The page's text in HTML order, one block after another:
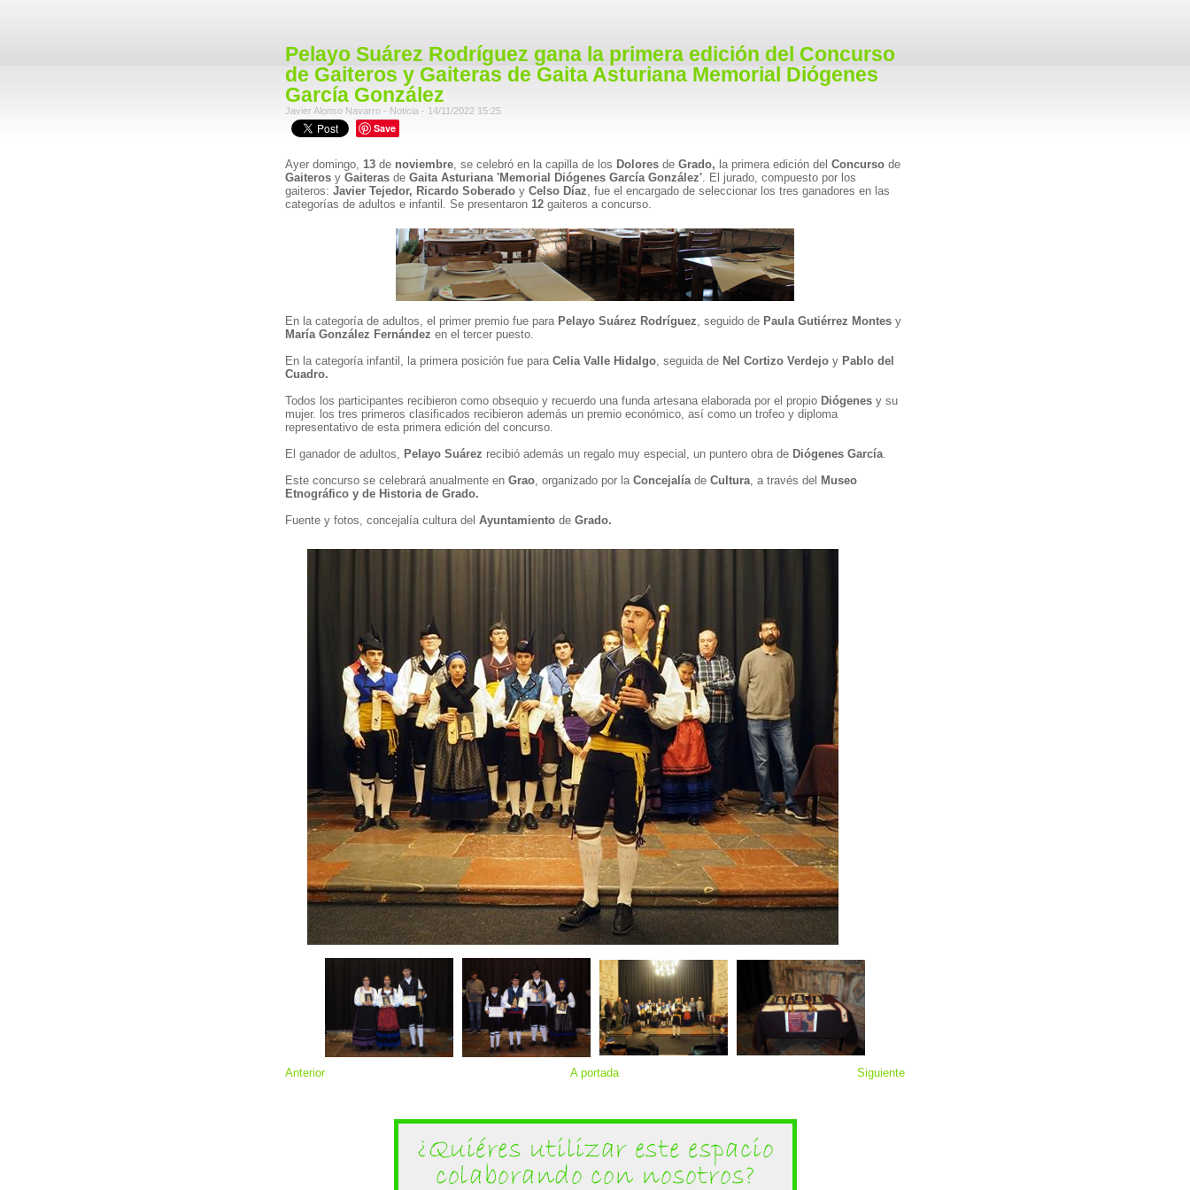
Pelayo Suárez Rodríguez gana la primera edición del Concurso
de Gaiteros y Gaiteras de Gaita Asturiana Memorial Diógenes
García González
Javier Alonso Navarro - Noticia - 14/11/2022 15:25
Save
Ayer domingo, 13 de noviembre, se celebró en la capilla de los Dolores de Grado, la primera edición del Concurso de
Gaiteros y Gaiteras de Gaita Asturiana 'Memorial Diógenes García González'. El jurado, compuesto por los
gaiteros: Javier Tejedor, Ricardo Soberado y Celso Díaz, fue el encargado de seleccionar los tres ganadores en las
categorías de adultos e infantil. Se presentaron 12 gaiteros a concurso.
En la categoría de adultos, el primer premio fue paraPelayo Suárez Rodríguez, seguido de Paula Gutiérrez Montes y
María González Fernández en el tercer puesto.
En la categoría infantil, la primera posición fue para Celia Valle Hidalgo, seguida de Nel Cortizo Verdejo y Pablo del
Cuadro.
Todos los participantes recibieron como obsequio y recuerdo una funda artesana elaborada por el propio Diógenes y su
mujer. los tres primeros clasificados recibieron además un premio económico, así como un trofeo y diploma
representativo de esta primera edición del concurso.
El ganador de adultos, Pelayo Suárez recibió además un regalo muy especial, un puntero obra de Diógenes García.
Este concurso se celebrará anualmente en Grao, organizado por laConcejalía de Cultura, a través del Museo
Etnográfico y de Historia de Grado.
Fuente y fotos, concejalía cultura del Ayuntamiento de Grado.
Anterior A portada Siguiente